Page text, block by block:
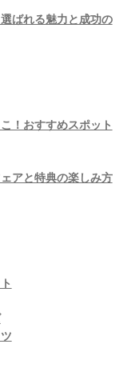
ばれる魅力と成功の
！おすすめスポット
アと特典の楽しみ方